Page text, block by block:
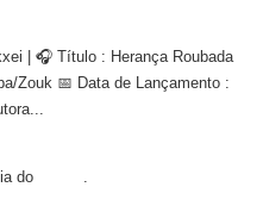
| 🎧 Título : Herança Roubada
Zouk 📅 Data de Lançamento :
do .